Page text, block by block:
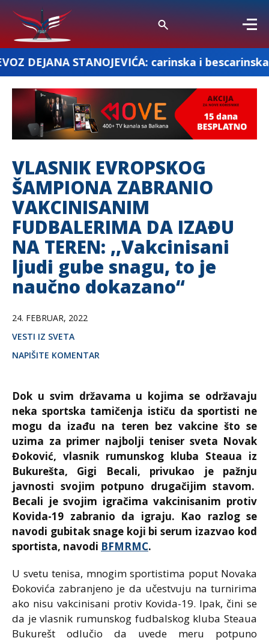
STANOJEVIĆA: carinska i bescarinska roba
VLASNIK EVROPSKOG
ŠAMPIONA ZABRANIO
VAKCINISANIM
FUDBALERIMA DA IZAĐU
NA TEREN: ,,Vakcinisani
ljudi gube snagu, to je
naučno dokazano“
24. FEBRUAR, 2022
VESTI IZ SVETA
NAPIŠITE KOMENTAR
Dok u svim državama u kojima se održavaju
neka sportska tamičenja ističu da sportisti ne
mogu da izađu na teren bez vakcine što se
uzima za primer najbolji teniser sveta Novak
Đoković, vlasnik rumunskog kluba Steaua iz
Bukurešta, Gigi Becali, privukao je pažnju
javnosti svojim potpuno drugačijim stavom.
Becali je svojim igračima vakcinisanim protiv
Kovida-19 zabranio da igraju. Kao razlog se
navodi gubitak snage koji bi serum izazvao kod
sportista, navodi BFMRMC.
U svetu tenisa, mnogim sportistima poput Novaka
Đokovića zabranjeno je da učestvuju na turnirima
ako nisu vakcinisani protiv Kovida-19. Ipak, čini se
da je vlasnik rumunskog fudbalskog kluba Steaua
Bukurešt odlučio da uvede meru potpuno